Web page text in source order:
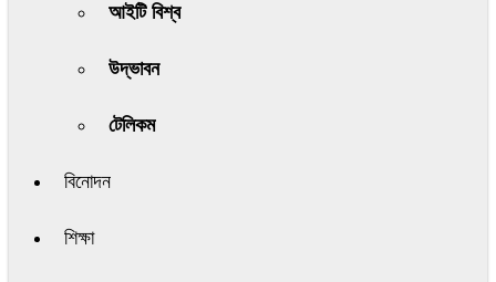
আইটি বিশ্ব
উদ্ভাবন
টেলিকম
বিনোদন
শিক্ষা